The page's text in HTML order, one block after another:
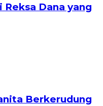
Dana yang
Berkerudung